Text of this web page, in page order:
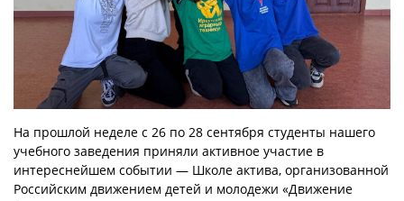
На прошлой неделе с 26 по 28 сентября студенты нашего
учебного заведения приняли активное участие в
интереснейшем событии — Школе актива, организованной
Российским движением детей и молодежи «Движение